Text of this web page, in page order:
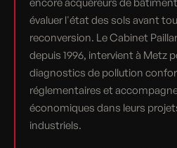
encore acquéreurs de
évaluer l'état des sols avant
reconversion. Le Cabinet
depuis 1996, intervient à Metz
diagnostics de pollution
réglementaires et
économiques dans leurs
industriels.